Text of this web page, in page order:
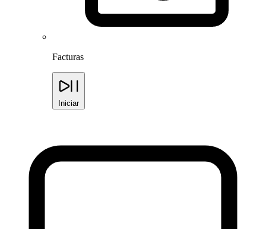
Facturas
Iniciar